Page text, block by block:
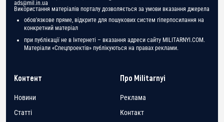
ads@mil.in.ua
Використання матеріалів порталу дозволяється за умови вказання джерела
обов'язкове пряме, відкрите для пошукових систем гіперпосилання на
конкретний матеріал
при публікації не в Інтернеті – вказання адреси сайту MILITARNYI.COM.
Матеріали «Спецпроектів» публікуються на правах реклами.
Контент
Новини
Статті
Про Militarnyi
Реклама
Контакт